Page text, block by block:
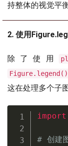
持整体的视觉平衡
2. 使用
除了使用
Figure.legend()
这在处理多个子
import
# 创建